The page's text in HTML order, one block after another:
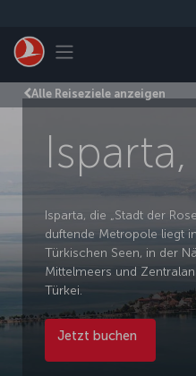
Toggle navigation
Alle Reiseziele anzeigen
Isparta, die „Stadt der
duftende Metropole liegt
Türkischen Seen, in der
Mittelmeers und
Türkei.
Jetzt buchen